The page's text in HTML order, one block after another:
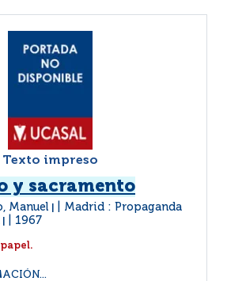
Texto impreso
y sacramento
Manuel
Madrid : Propaganda
1967